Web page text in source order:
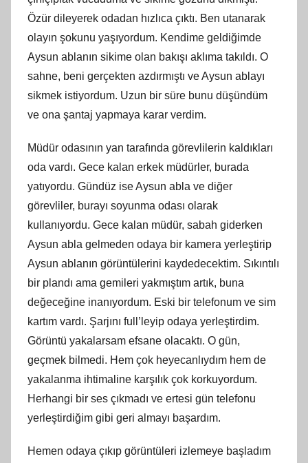
Özür dileyerek odadan hızlıca çıktı. Ben utanarak
olayın şokunu yaşıyordum. Kendime geldiğimde
Aysun ablanın sikime olan bakışı aklıma takıldı. O
sahne, beni gerçekten azdırmıştı ve Aysun ablayı
sikmek istiyordum. Uzun bir süre bunu düşündüm
ve ona şantaj yapmaya karar verdim.
Müdür odasının yan tarafında görevlilerin kaldıkları
oda vardı. Gece kalan erkek müdürler, burada
yatıyordu. Gündüz ise Aysun abla ve diğer
görevliler, burayı soyunma odası olarak
kullanıyordu. Gece kalan müdür, sabah giderken
Aysun abla gelmeden odaya bir kamera yerleştirip
Aysun ablanın görüntülerini kaydedecektim. Sıkıntılı
bir plandı ama gemileri yakmıştım artık, buna
değeceğine inanıyordum. Eski bir telefonum ve sim
kartım vardı. Şarjını full’leyip odaya yerleştirdim.
Görüntü yakalarsam efsane olacaktı. O gün,
geçmek bilmedi. Hem çok heyecanlıydım hem de
yakalanma ihtimaline karşılık çok korkuyordum.
Herhangi bir ses çıkmadı ve ertesi gün telefonu
yerleştirdiğim gibi geri almayı başardım.
Hemen odaya çıkıp görüntüleri izlemeye başladım